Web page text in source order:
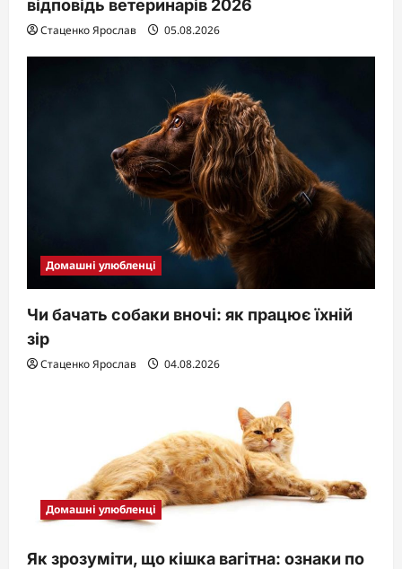
відповідь ветеринарів 2026
Стаценко Ярослав 05.08.2026
Домашні улюбленці
Чи бачать собаки вночі: як працює їхній
зір
Стаценко Ярослав 04.08.2026
Домашні улюбленці
Як зрозуміти, що кішка вагітна: ознаки по